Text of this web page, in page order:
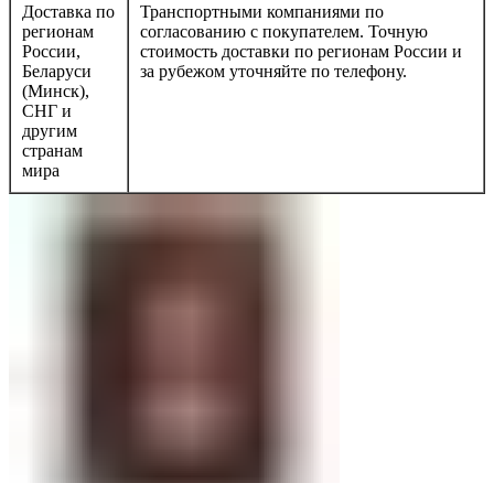
Доставка по
регионам
России,
Беларуси
(Минск),
СНГ и
другим
странам
мира
Транспортными компаниями по
согласованию с покупателем. Точную
стоимость доставки по регионам России и
за рубежом уточняйте по телефону.